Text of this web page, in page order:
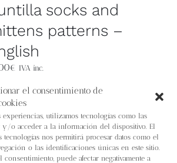
el consentimiento de
experiencias, utilizamos tecnologías como las
y/o acceder a la información del dispositivo. El
tecnologías nos permitirá procesar datos como el
o las identificaciones únicas en este sitio.
puede afectar negativamente a
Videos
Newsletter
Carrito
socks and
patterns –
€ IVA inc.
want to have together the cutest
and mittens in the universe, here I
prepared both patterns for you.Sizes:
3)Foot circumference:18,75 (20) 22,5
/7.38 (7.87) 8.85 “Recommended fit :
7 0.4” negative ease. Yarn:MONDIM